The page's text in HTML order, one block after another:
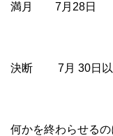
満月 7月28日
決断 7月 30日
何かを終わらせる